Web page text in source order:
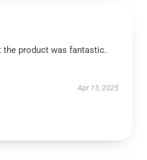
the product was fantastic.
Apr 13, 2025